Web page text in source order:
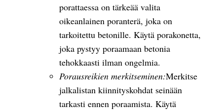
porattaessa on tärkeää valita
oikeanlainen poranterä, joka on
tarkoitettu betonille. Käytä porakonetta,
joka pystyy poraamaan betonia
tehokkaasti ilman ongelmia.
Porausreikien merkitseminen:Merkitse
jalkalistan kiinnityskohdat seinään
tarkasti ennen poraamista. Käytä